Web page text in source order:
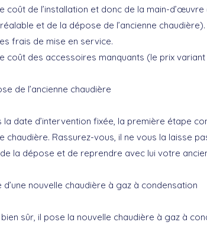
coût de l’installation et donc de la main-
et de la dépose de l’ancienne chaudière).
frais de mise en service.
coût des accessoires manquants (le prix
de l’ancienne chaudière
la date d’intervention fixée, la première étape
chaudière. Rassurez-vous, il ne vous la laisse
la dépose et de reprendre avec lui votre
d’une nouvelle chaudière à gaz à condensation
bien sûr, il pose la nouvelle chaudière à gaz à